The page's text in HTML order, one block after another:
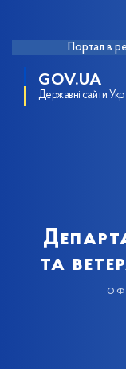
Портал в
GOV.UA
Державні сайти
та